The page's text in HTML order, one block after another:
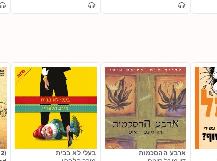
ארבע ההסכמות
בעלי לא בבית